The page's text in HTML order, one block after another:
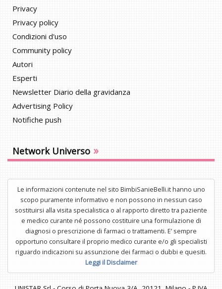
Privacy
Privacy policy
Condizioni d'uso
Community policy
Autori
Esperti
Newsletter Diario della gravidanza
Advertising Policy
Notifiche push
Network Universo »
Le informazioni contenute nel sito BimbiSanieBelli.it hanno uno
scopo puramente informativo e non possono in nessun caso
sostituirsi alla visita specialistica o al rapporto diretto tra paziente
e medico curante né possono costituire una formulazione di
diagnosi o prescrizione di farmaci o trattamenti. E’ sempre
opportuno consultare il proprio medico curante e/o gli specialisti
riguardo indicazioni su assunzione dei farmaci o dubbi e quesiti.
Leggi il Disclaimer